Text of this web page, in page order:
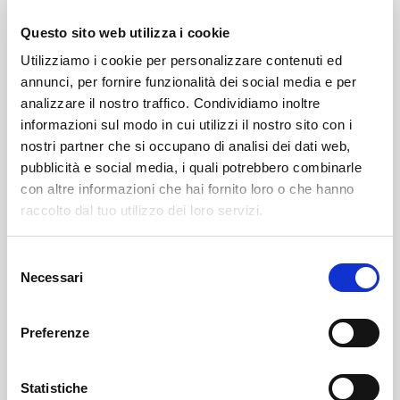
Questo sito web utilizza i cookie
Utilizziamo i cookie per personalizzare contenuti ed
annunci, per fornire funzionalità dei social media e per
analizzare il nostro traffico. Condividiamo inoltre
informazioni sul modo in cui utilizzi il nostro sito con i
nostri partner che si occupano di analisi dei dati web,
pubblicità e social media, i quali potrebbero combinarle
con altre informazioni che hai fornito loro o che hanno
raccolto dal tuo utilizzo dei loro servizi.
delNecessari
Preferenze
Statistiche
€15 per i partecipanti dai 12 anni in su;
€10 per bambini dagli 8 agli 11 anni;
gratuito per i minori di 8 anni (senza KolorKit).
Dal12 luglioentreranno in vigore le tariffe regular:
€20 dai 12 anni in su;
€10 dagli 8 agli 11 anni;
gratuito per i minori di 8 anni (senza KolorKit).
IlKolorKitcomprende sacca e t-shirt ufficiali, acqua,
gadget e bracciale e potrà essere ritirato presso
l'Infopoint APT Sondalo nei giorni
16, 17 e 18 luglio
Per iscrizioni e informazioni è possibile rivolgersi
all'Infopoint APT Sondalo (tel. 0342 801816 -